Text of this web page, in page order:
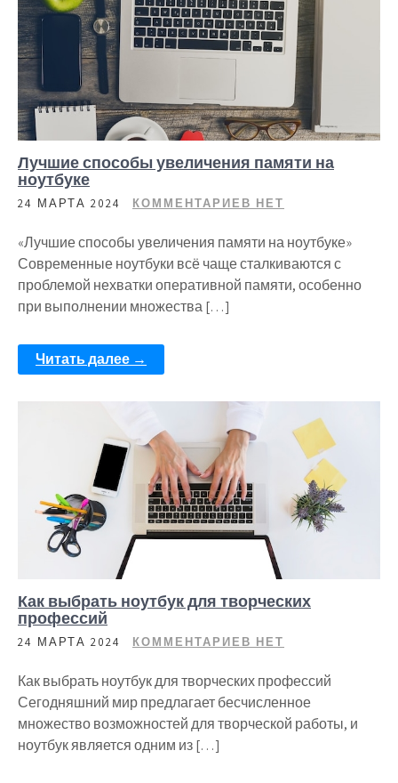
Лучшие способы увеличения памяти на
ноутбуке
24 МАРТА 2024 КОММЕНТАРИЕВ НЕТ
«Лучшие способы увеличения памяти на ноутбуке»
Современные ноутбуки всё чаще сталкиваются с
проблемой нехватки оперативной памяти, особенно
при выполнении множества […]
Читать далее →
Как выбрать ноутбук для творческих
профессий
24 МАРТА 2024 КОММЕНТАРИЕВ НЕТ
Как выбрать ноутбук для творческих профессий
Сегодняшний мир предлагает бесчисленное
множество возможностей для творческой работы, и
ноутбук является одним из […]